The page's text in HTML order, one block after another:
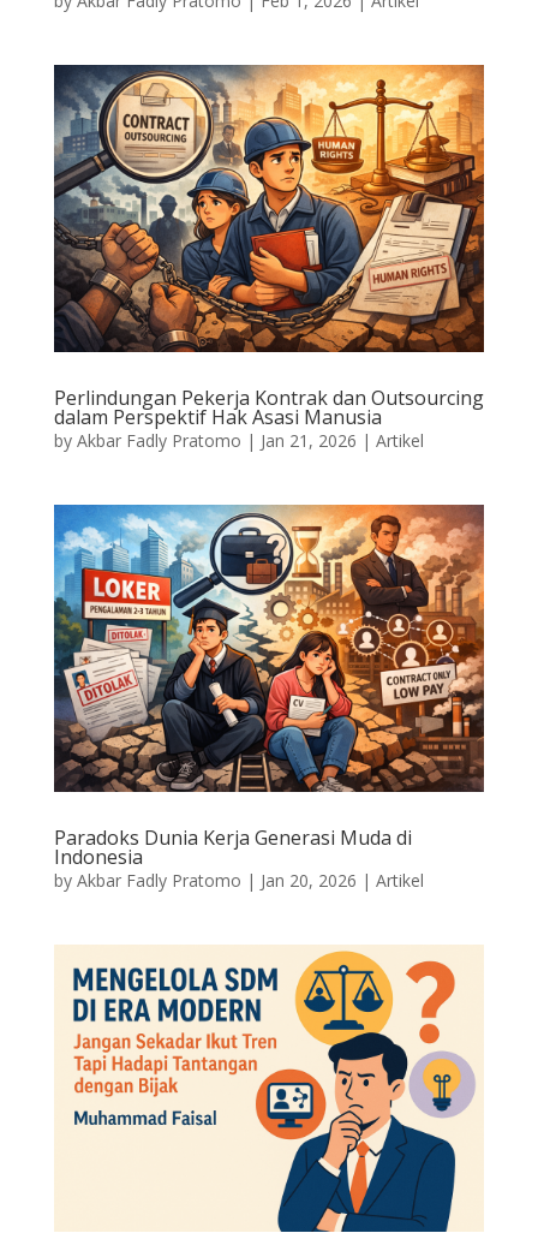
Perlindungan Pekerja Kontrak dan Outsourcing
dalam Perspektif Hak Asasi Manusia
by Akbar Fadly Pratomo | Jan 21, 2026 | Artikel
Paradoks Dunia Kerja Generasi Muda di
Indonesia
by Akbar Fadly Pratomo | Jan 20, 2026 | Artikel